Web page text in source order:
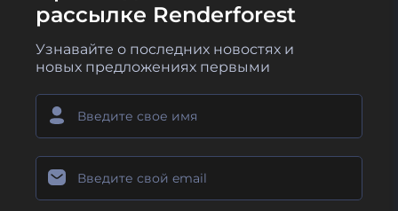
рассылке Renderforest
Узнавайте о последних новостях и
новых предложениях первыми